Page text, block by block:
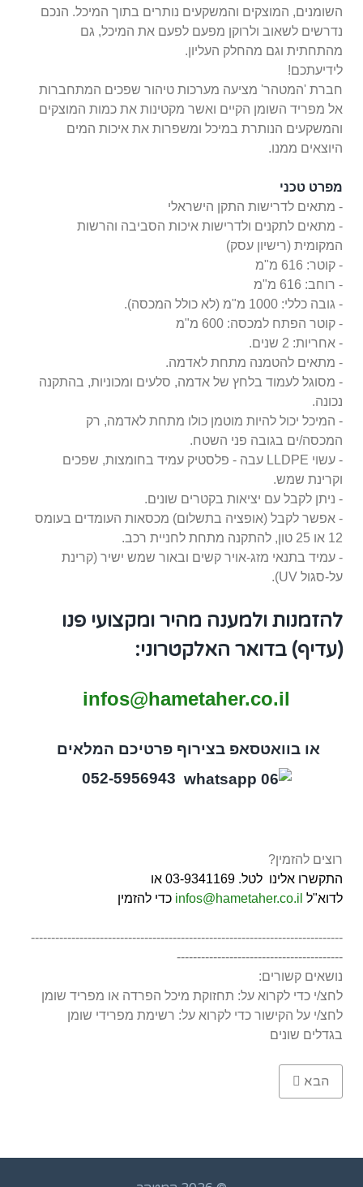
השומנים, המוצקים והמשקעים נותרים בתוך המיכל. הנכם
נדרשים לשאוב ולרוקן מפעם לפעם את המיכל, גם
מהתחתית וגם מהחלק העליון.
לידיעתכם!
חברת 'המטהר' מציעה מערכות טיהור שפכים המתחברות
אל מפריד השומן הקיים ואשר מקטינות את כמות המוצקים
והמשקעים הנותרת במיכל ומשפרות את איכות המים
היוצאים ממנו.
מפרט טכני
- מתאים לדרישות התקן הישראלי
- מתאים לתקנים ולדרישות איכות הסביבה והרשות
המקומית (רישיון עסק)
- קוטר: 616 מ"מ
- רוחב: 616 מ"מ
- גובה כללי: 1000 מ"מ (לא כולל המכסה).
- קוטר הפתח למכסה: 600 מ"מ
- אחריות: 2 שנים.
- מתאים להטמנה מתחת לאדמה.
- מסוגל לעמוד בלחץ של אדמה, סלעים ומכוניות, בהתקנה
נכונה.
- המיכל יכול להיות מוטמן כולו מתחת לאדמה, רק
המכסה/ים בגובה פני השטח.
- עשוי LLDPE עבה - פלסטיק עמיד בחומצות, שפכים
וקרינת שמש.
- ניתן לקבל עם יציאות בקטרים שונים.
- אפשר לקבל (אופציה בתשלום) מכסאות העומדים בעומס
12 או 25 טון, להתקנה מתחת לחניית רכב.
- עמיד בתנאי מזג-אויר קשים ובאור שמש ישיר (קרינת
על-סגול UV).
להזמנות ולמענה מהיר ומקצועי פנו
(עדיף) בדואר האלקטרוני:
infos@hametaher.co.il
או בוואטסאפ בצירוף פרטיכם המלאים
רוצים להזמין?
התקשרו אלינו לטל. 03-9341169 או
לדוא"ל infos@hametaher.co.il כדי להזמין
-----------------------------------------------------------------------------
-----------------------------------------
נושאים קשורים:
לחצ/י כדי לקרוא על: תחזוקת מיכל הפרדה או מפריד שומן
לחצ/י על הקישור כדי לקרוא על: רשימת מפרידי שומן
בגדלים שונים
Next article: מפריד שומן 130 ליטר תת-כריורי
הבא